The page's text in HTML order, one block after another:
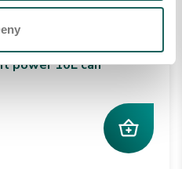
power 10L can